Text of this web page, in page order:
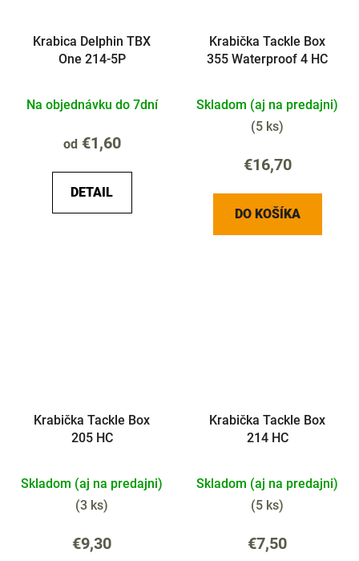
Krabica Delphin TBX
One 214-5P
Na objednávku do 7dní
od€1,60
DETAIL
Krabička Tackle Box
355 Waterproof 4 HC
Skladom (aj na predajni)
(5 ks)
€16,70
DO KOŠÍKA
Krabička Tackle Box
205 HC
Skladom (aj na predajni)
(3 ks)
€9,30
Krabička Tackle Box
214 HC
Skladom (aj na predajni)
(5 ks)
€7,50